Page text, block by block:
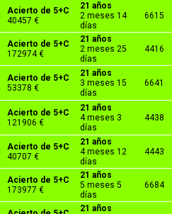
Acierto de 5+C
40457 €
21 años
2 meses 14
días
6615
Acierto de 5+C
172974 €
21 años
2 meses 25
días
4416
Acierto de 5+C
53378 €
21 años
3 meses 15
días
6641
Acierto de 5+C
121906 €
21 años
4 meses 3
días
4438
Acierto de 5+C
40707 €
21 años
4 meses 12
días
4443
Acierto de 5+C
173977 €
21 años
5 meses 5
días
6684
21 años